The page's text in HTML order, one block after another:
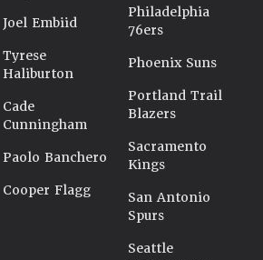
Joel Embiid
Tyrese
Haliburton
Cade
Cunningham
Paolo Banchero
Cooper Flagg
Philadelphia
76ers
Phoenix Suns
Portland Trail
Blazers
Sacramento
Kings
San Antonio
Spurs
Seattle